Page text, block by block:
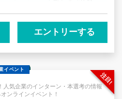
動機」になります。
＜OB・OG座談会＞」を開催し
今だからこそ、自分の就活軸に
エントリーする
イベント
人気企業のインターン・本選考の情報
ンラインイベント！